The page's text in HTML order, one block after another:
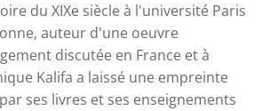
du XIXe siècle à l'université Paris
auteur d'une oeuvre
discutée en France et à
Kalifa a laissé une empreinte
ses livres et ses enseignements